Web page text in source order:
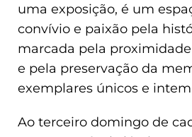
uma exposição, é um
convívio e paixão pela
marcada pela
e pela preservação da
exemplares únicos e
Ao terceiro domingo de